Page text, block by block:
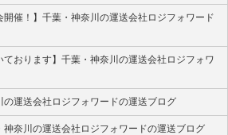
開催！】千葉・神奈川の運送会社ロジフォワード
ております】千葉・神奈川の運送会社ロジフォワ
の運送会社ロジフォワードの運送ブログ
神奈川の運送会社ロジフォワードの運送ブログ